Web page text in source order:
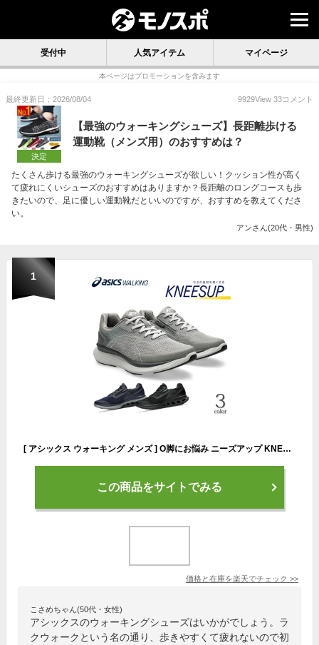
受付中 人気アイテム マイページ
本ページはプロモーションを含みます
最終更新日：2026/08/04 9929View 33コメント
決定
【最強のウォーキングシューズ】長距離歩ける
運動靴（メンズ用）のおすすめは？
たくさん歩ける最強のウォーキングシューズが欲しい！クッション性が高く
て疲れにくいシューズのおすすめはありますか？長距離のロングコースも歩
きたいので、足に優しい運動靴だといいのですが、おすすめを教えてくださ
い。
アンさん(20代・男性)
1
[ アシックス ウォーキング メンズ ] O脚にお悩み ニーズアップ KNEESUP ライフウォーカー LIFE WALKER ウォーキングシューズ アシックス ひざ 関節痛 O脚 スニーカー 矯正 疲れない 男性 シニア 50代 60代 70代 [ 4E 幅広 アシックス 痛くない 外反母趾 ]
この商品をサイトでみる
価格と在庫を楽天でチェック >>
こさめちゃん(50代・女性)
アシックスのウォーキングシューズはいかがでしょう。ラ
クウォークという名の通り、歩きやすくて疲れないので初